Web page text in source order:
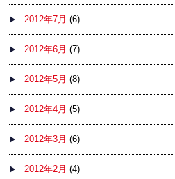
2012年7月 (6)
2012年6月 (7)
2012年5月 (8)
2012年4月 (5)
2012年3月 (6)
2012年2月 (4)